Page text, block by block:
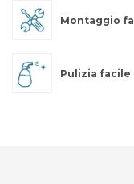
Montaggio
Pulizia facile